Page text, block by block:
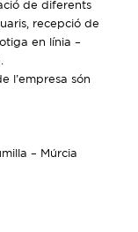
de diferents
recepció de
en línia –
l’empresa són
– Múrcia